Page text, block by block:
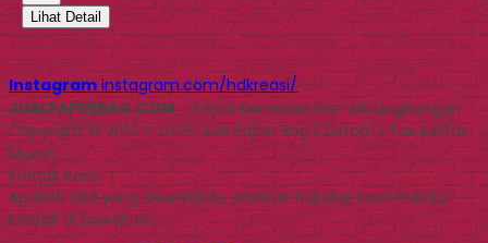
Lihat Detail
Instagram instagram.com/hdkreasi/
JUALPAPERBAG.COM- Solusi Kemasan Ramah Lingkungan
Copyright © 2014 - 2026 Jual Paper Bag Custom | Tas Kertas
Murah
Kontak Kami
Apabila ada yang ditanyakan, silahkan hubungi kami melalui
kontak di bawah ini.